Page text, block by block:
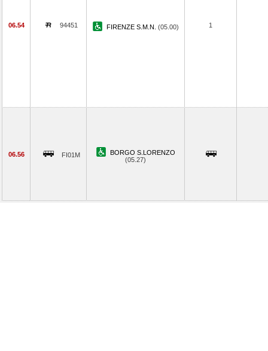
06.54 94451 FIRENZE S.M.N. (05.00) 1
06.56 FI01M
BORGO S.LORENZO
(05.27)